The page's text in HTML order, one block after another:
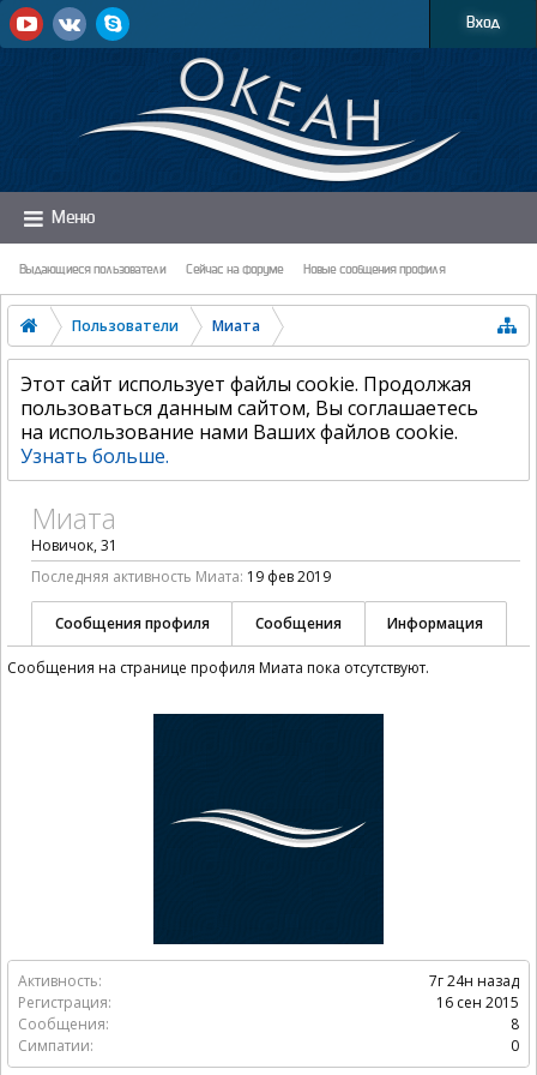
Вход
Меню
Выдающиеся пользователи Сейчас на форуме Новые сообщения профиля
Пользователи Миата
Этот сайт использует файлы cookie. Продолжая
пользоваться данным сайтом, Вы соглашаетесь
на использование нами Ваших файлов cookie.
Узнать больше.
Активность:
7г 24н назад
Регистрация:
16 сен 2015
Сообщения:
8
Симпатии:
0
Миата
Новичок, 31
Последняя активность Миата: 19 фев 2019
Сообщения профиля Сообщения Информация
Сообщения на странице профиля Миата пока отсутствуют.